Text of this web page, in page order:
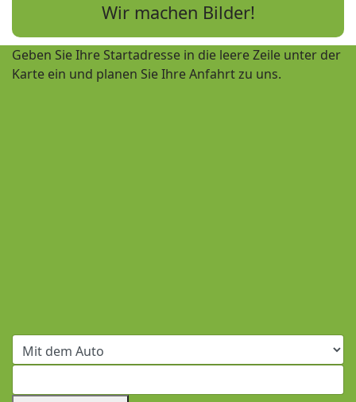
Wir machen Bilder!
Geben Sie Ihre Startadresse in die leere Zeile unter der
Karte ein und planen Sie Ihre Anfahrt zu uns.